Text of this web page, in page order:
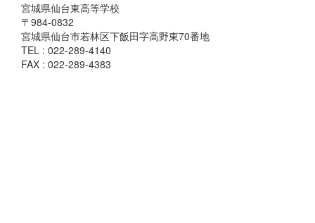
宮城県仙台東高等学校
〒984-0832
宮城県仙台市若林区下飯田字高野東70番地
TEL : 022-289-4140
FAX : 022-289-4383